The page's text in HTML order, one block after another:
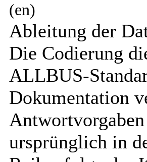
(en)
Ableitung der
Die Codierung
ALLBUS-
Dokumentation
ursprünglich in